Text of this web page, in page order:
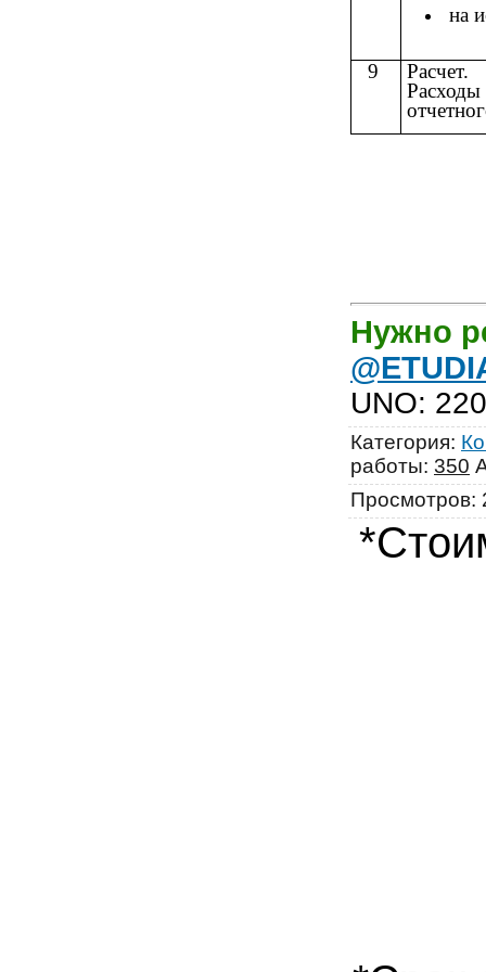
на
9
Расчет.
Расходы
Нужно
UNO:
Категория:
работы: 350
Просмотров: